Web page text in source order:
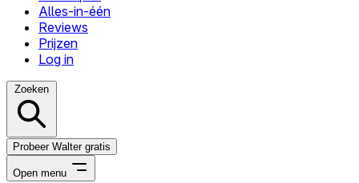
Alles-in-één
Reviews
Prijzen
Log in
Zoeken
Probeer Walter gratis
Open menu